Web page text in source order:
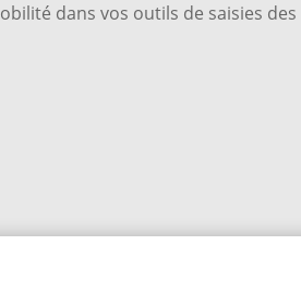
dans vos outils de saisies des